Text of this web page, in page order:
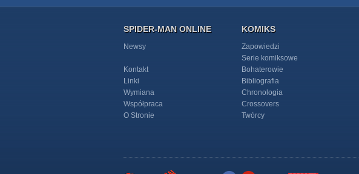
SPIDER-MAN ONLINE
Newsy
Kontakt
Linki
Wymiana
Współpraca
O Stronie
KOMIKS
Zapowiedzi
Serie komiksowe
Bohaterowie
Bibliografia
Chronologia
Crossovers
Twórcy